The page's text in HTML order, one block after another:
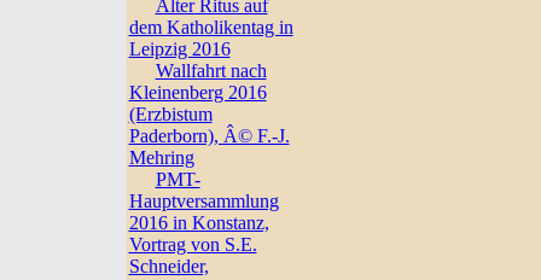
Alter Ritus auf
dem Katholikentag in
Leipzig 2016
Wallfahrt nach
Kleinenberg 2016
(Erzbistum
Paderborn), Â© F.-J.
Mehring
PMT-
Hauptversammlung
2016 in Konstanz,
Vortrag von S.E.
Schneider,